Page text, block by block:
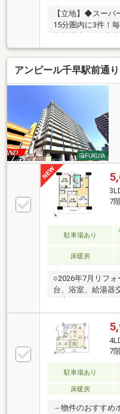
【立地】◆スーパ
15分圏内に3件！
分の距離なので安
休みしたい日も楽
大前駅」徒歩10分
→博多駅まで電車
南面バルコニー
仕切になっている
ることもできます
で、家事も捗りま
見れるかも...！
アンピール千早駅前通り
7
駐車場あり
床暖房
○2026年7月リフ
台、浴室、給湯器
室クロス貼替・和
グ〇JR鹿児島本
早」駅まで徒歩7
徒歩5分〇南西向
床暖房あり〇キッ
帖〇浴室には換
保〇バルコニーは
コニーにスロップ
規約による制限あ
7
駐車場あり
床暖房
－物件のおすす